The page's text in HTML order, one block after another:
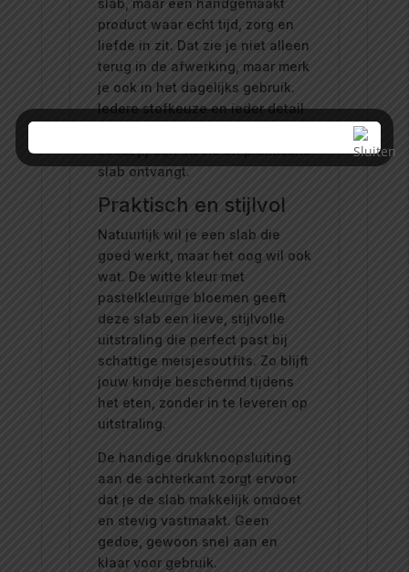
product waar echt tijd, zorg en
liefde in zit. Dat zie je niet alleen
terug in de afwerking, maar merk
je ook in het dagelijks gebruik.
Iedere stofkeuze en ieder detail
zodat jij een mooie én praktische
slab ontvangt.
Praktisch en stijlvol
Natuurlijk wil je een slab die
goed werkt, maar het oog wil ook
wat. De witte kleur met
pastelkleurige bloemen geeft
deze slab een lieve, stijlvolle
uitstraling die perfect past bij
schattige meisjesoutfits. Zo blijft
jouw kindje beschermd tijdens
het eten, zonder in te leveren op
uitstraling.
De handige drukknoopsluiting
aan de achterkant zorgt ervoor
dat je de slab makkelijk omdoet
en stevig vastmaakt. Geen
gedoe, gewoon snel aan en
klaar voor gebruik.